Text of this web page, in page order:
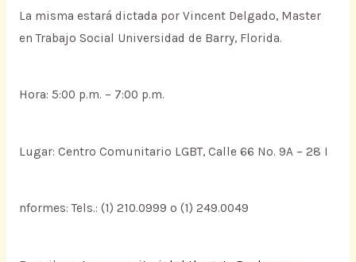
La misma estará dictada por Vincent Delgado, Master
en Trabajo Social Universidad de Barry, Florida.
Hora: 5:00 p.m. – 7:00 p.m.
Lugar: Centro Comunitario LGBT, Calle 66 No. 9A – 28 I
nformes: Tels.: (1) 210.0999 o (1) 249.0049